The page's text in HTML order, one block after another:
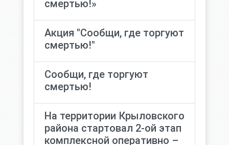
смертью!»
Акция "Сообщи, где торгуют
смертью!"
Сообщи, где торгуют
смертью!
На территории Крыловского
района стартовал 2-ой этап
комплексной оперативно –